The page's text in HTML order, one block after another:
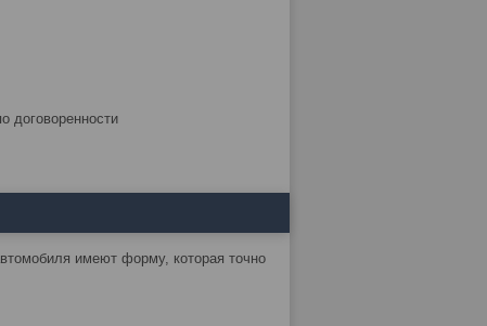
договоренности
имеют форму, которая точно